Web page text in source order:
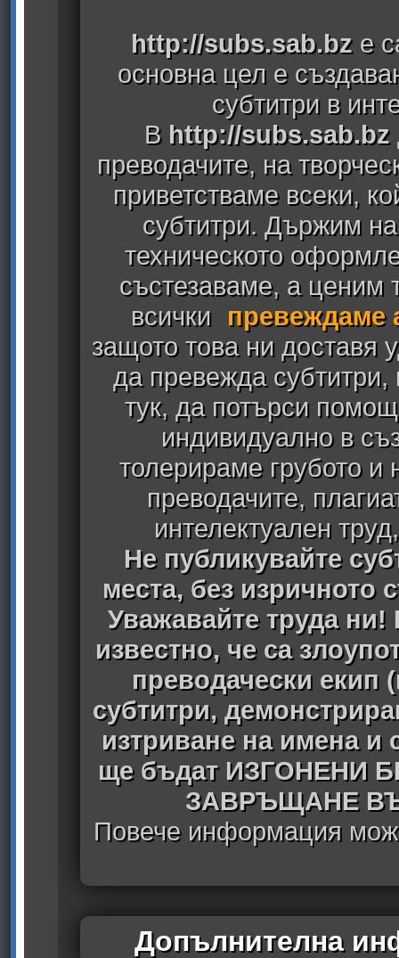
http://subs.sab.bz е
основна цел е
субтитри в
В http://subs.sab.bz
преводачите, на
приветстваме всеки,
субтитри. Държим
техническото
състезаваме, а ценим
всички
превеждаме
защото това ни доставя
да превежда
тук, да потърси
индивидуално в
толерираме грубото
преводачите,
интелектуален
Не публикувайте
места, без изричното
Уважавайте труда ни!
известно, че са
преводачески екип
субтитри,
изтриване на имена
ще бъдат ИЗГОНЕНИ
ЗАВРЪЩАНЕ
Повече информация
Допълнителна